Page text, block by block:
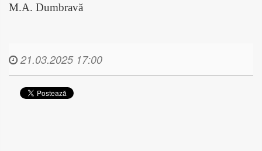
M.A. Dumbravă
21.03.2025 17:00